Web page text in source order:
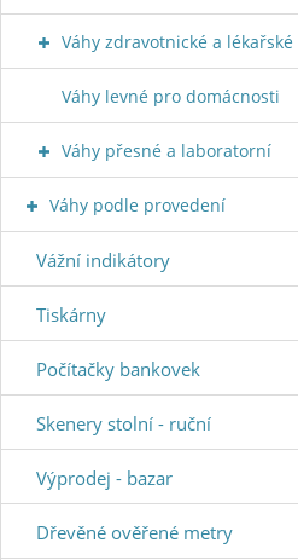
Váhy zdravotnické a lékařské
Váhy levné pro domácnosti
Váhy přesné a laboratorní
Váhy podle provedení
Vážní indikátory
Tiskárny
Počítačky bankovek
Skenery stolní - ruční
Výprodej - bazar
Dřevěné ověřené metry